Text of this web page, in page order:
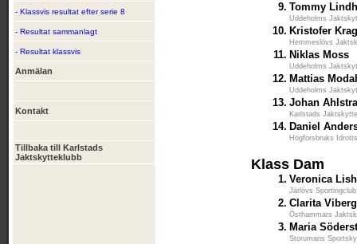
- Klassvis resultat efter serie 8
- Resultat sammanlagt
- Resultat klassvis
Anmälan
Kontakt
Tillbaka till Karlstads
Jaktskytteklubb
9. Tommy
Uddeholms
10. Kristofer
Hemmeslövs
11. Niklas Moss
Uddeholms
12. Mattias
Uddeholms
13. Johan
Karlstads
14. Daniel
Högforsbruks
Klass Dam
1. Veronica
Järlövs Sportingclub
2. Clarita Viberg
Östhammars
3. Maria
Storumans